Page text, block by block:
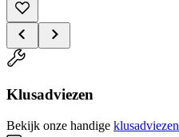
Klusadviezen
Bekijk onze handige klusadviezen